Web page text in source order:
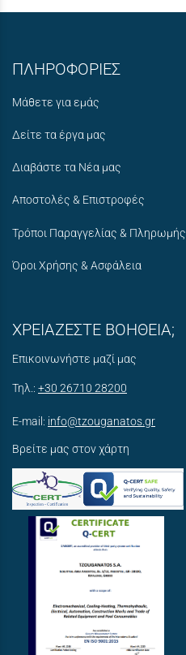
ΠΛΗΡΟΦΟΡΙΕΣ
Μάθετε για εμάς
Δείτε τα έργα μας
Διαβάστε τα Νέα μας
Αποστολές & Επιστροφές
Τρόποι Παραγγελίας & Πληρωμής
Όροι Χρήσης & Ασφάλεια
ΧΡΕΙΑΖΕΣΤΕ ΒΟΗΘΕΙΑ;
Επικοινωνήστε μαζί μας
Τηλ.: +30 26710 28200
E-mail: info@tzouganatos.gr
Βρείτε μας στον χάρτη